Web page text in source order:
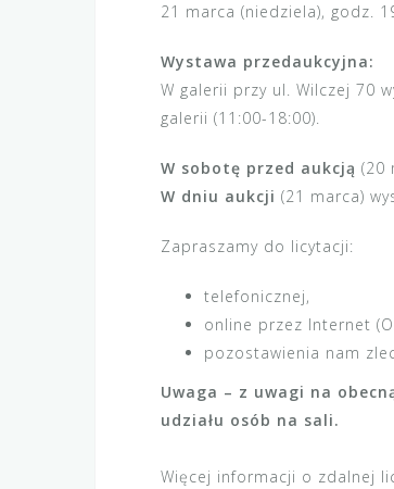
21 marca (niedziela), godz.
Wystawa przedaukcyjna:
W galerii przy ul. Wilczej 70
galerii (11:00-18:00).
W sobotę przed aukcją (20
W dniu aukcji (21 marca)
Zapraszamy do licytacji:
telefonicznej,
online przez Internet
pozostawienia nam
Uwaga – z uwagi na
udziału osób na sali.
Więcej informacji o zdalnej